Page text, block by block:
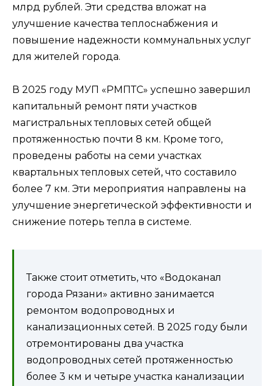
млрд рублей. Эти средства вложат на
улучшение качества теплоснабжения и
повышение надежности коммунальных услуг
для жителей города.
В 2025 году МУП «РМПТС» успешно завершил
капитальный ремонт пяти участков
магистральных тепловых сетей общей
протяженностью почти 8 км. Кроме того,
проведены работы на семи участках
квартальных тепловых сетей, что составило
более 7 км. Эти мероприятия направлены на
улучшение энергетической эффективности и
снижение потерь тепла в системе.
Также стоит отметить, что «Водоканал
города Рязани» активно занимается
ремонтом водопроводных и
канализационных сетей. В 2025 году были
отремонтированы два участка
водопроводных сетей протяженностью
более 3 км и четыре участка канализации